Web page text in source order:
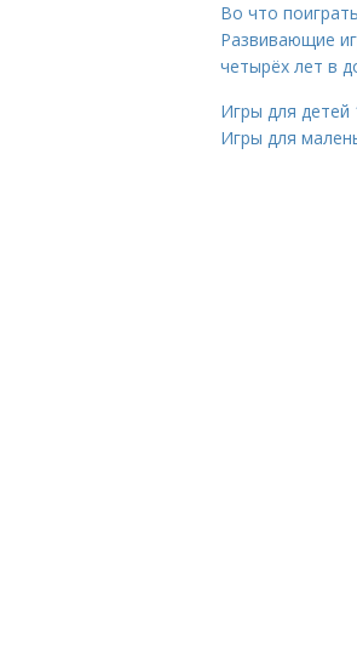
Во что
Развивающие
четырёх лет в
Игры для детей
Игры для